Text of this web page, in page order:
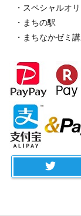
・スペシャルオ
・まちの駅
・まちなかゼミ